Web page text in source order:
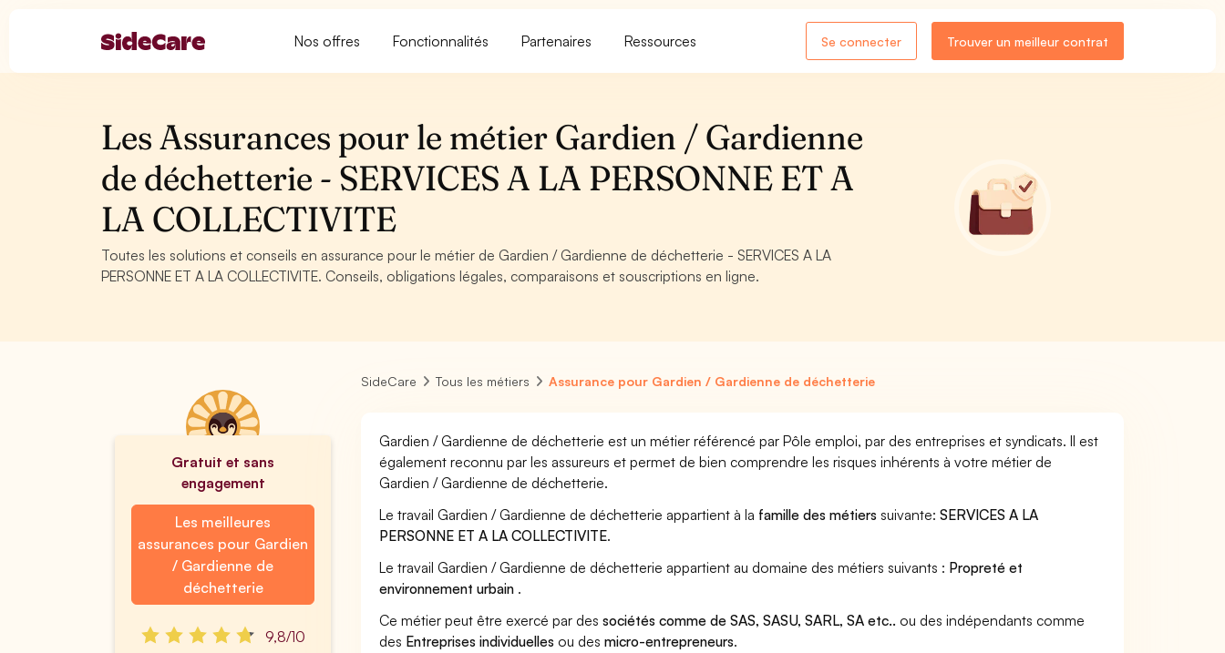
Nos offres Fonctionnalités Partenaires Ressources Se connecter Trouver un meilleur contrat
Les Assurances pour le métier Gardien / Gardienne
de déchetterie - SERVICES A LA PERSONNE ET A
LA COLLECTIVITE
Toutes les solutions et conseils en assurance pour le métier de Gardien / Gardienne de déchetterie - SERVICES A LA
PERSONNE ET A LA COLLECTIVITE. Conseils, obligations légales, comparaisons et souscriptions en ligne.
Gratuit et sans
engagement
Les meilleures
assurances pour Gardien
/ Gardienne de
déchetterie
9,8/10
SideCare Tous les métiers Assurance pour Gardien / Gardienne de déchetterie
Gardien / Gardienne de déchetterie est un métier référencé par Pôle emploi, par des entreprises et syndicats. Il est
également reconnu par les assureurs et permet de bien comprendre les risques inhérents à votre métier de
Gardien / Gardienne de déchetterie.
Le travail Gardien / Gardienne de déchetterie appartient à la famille des métiers suivante:SERVICES A LA
PERSONNE ET A LA COLLECTIVITE.
Le travail Gardien / Gardienne de déchetterie appartient au domaine des métiers suivants : Propreté et
environnement urbain .
Ce métier peut être exercé par dessociétés comme de SAS, SASU, SARL, SA etc.. ou des indépendants comme
des Entreprises individuelles ou desmicro-entrepreneurs.